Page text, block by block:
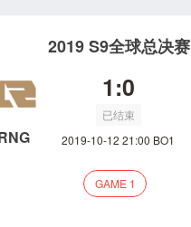
2019 S9全球总决赛
1:0
已结束
2019-10-12 21:00 BO1
GAME 1